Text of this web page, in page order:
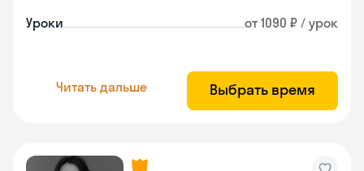
Уроки от 1090 ₽ / урок
Читать дальше Выбрать время